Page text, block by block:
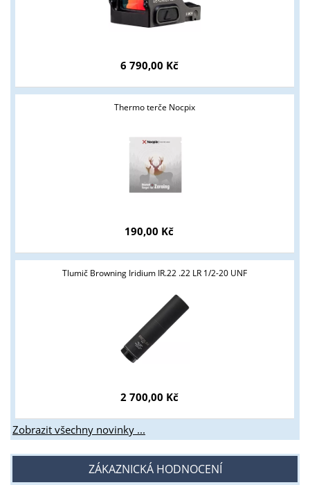
6 790,00 Kč
Thermo terče Nocpix
190,00 Kč
Tlumič Browning Iridium IR.22 .22 LR 1/2-20 UNF
2 700,00 Kč
Zobrazit všechny novinky ...
ZÁKAZNICKÁ HODNOCENÍ
Tyto stránky jsou určeny pouze odborné veřejnosti od 18 let a
podmínky?
ANO NE